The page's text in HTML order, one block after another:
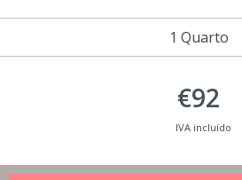
1 Quarto
€92
IVA incluído